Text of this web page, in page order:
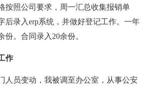
按照公司要求，周一汇总收集报销单
后录入erp系统，并做好登记工作。一年
份。合同录入20余份。
作
人员变动，我被调至办公室，从事公安